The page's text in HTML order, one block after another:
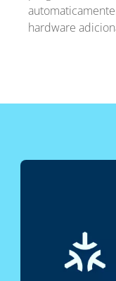
hardware